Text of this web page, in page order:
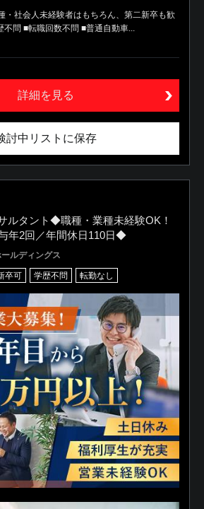
・社会人未経験者はもちろん、第二新卒も歓
不問 ■転職回数不問 ■普通自動車...
詳細を見る
討中リストに保存
ルタント◆職種・業種未経験OK！
年2回／年間休日110日◆
ルディングス
卒可 学歴不問 転勤なし